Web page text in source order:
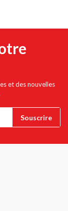
et des nouvelles